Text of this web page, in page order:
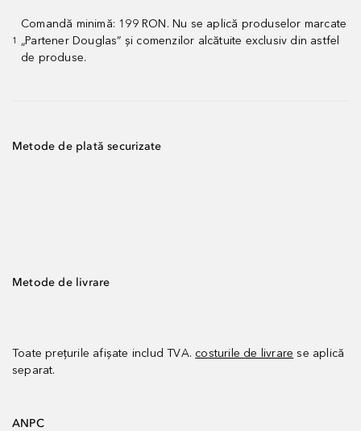
1
Comandă minimă: 199 RON. Nu se aplică produselor marcate
„Partener Douglas” și comenzilor alcătuite exclusiv din astfel
de produse.
Metode de plată securizate
Metode de livrare
Toate prețurile afișate includ TVA. costurile de livrare se aplică
separat.
ANPC